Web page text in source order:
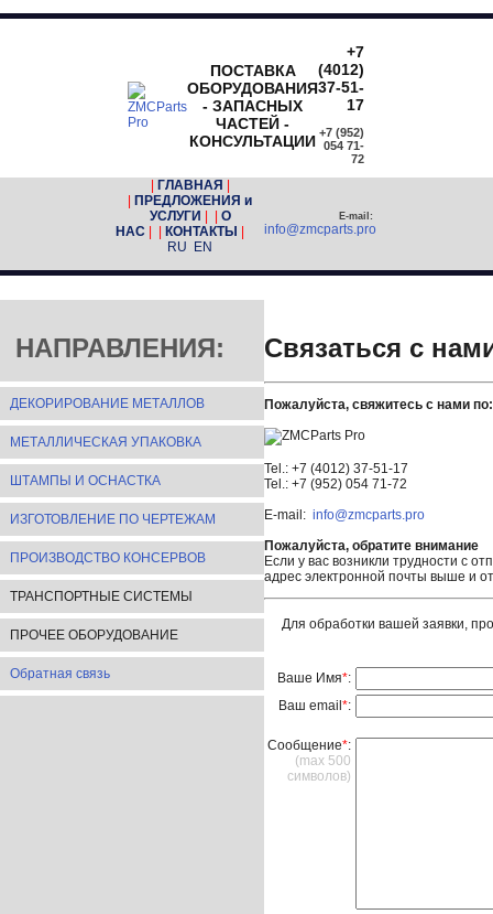
ПОСТАВКА
ОБОРУДОВАНИЯ
- ЗАПАСНЫХ
ЧАСТЕЙ -
КОНСУЛЬТАЦИИ
+7
(4012)
37-51-
17
+7 (952)
054 71-
72
ГЛАВНАЯ
ПРЕДЛОЖЕНИЯ и
УСЛУГИ
О
НАС
КОНТАКТЫ
RU
EN
E-mail:
info@zmcparts.pro
НАПРАВЛЕНИЯ:
ДЕКОРИРОВАНИЕ МЕТАЛЛОВ
МЕТАЛЛИЧЕСКАЯ УПАКОВКА
ШТАМПЫ И ОСНАСТКА
ИЗГОТОВЛЕНИЕ ПО ЧЕРТЕЖАМ
ПРОИЗВОДСТВО КОНСЕРВОВ
ТРАНСПОРТНЫЕ СИСТЕМЫ
ПРОЧЕЕ ОБОРУДОВАНИЕ
Обратная связь
Связаться с
Пожалуйста, свяжитесь с нами по:
Tel.: +7 (4012) 37-51-17
Tel.: +7 (952) 054 71-72
E-mail: info@zmcparts.pro
Пожалуйста, обратите внимание
Если у вас возникли трудности с
адрес электронной почты выше и
Для обработки вашей заявки,
Ваше Имя*:
Ваш email *:
Сообщение*:
(max 500
символов)